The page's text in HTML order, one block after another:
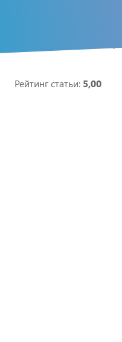
Рейтинг статьи: 5,00